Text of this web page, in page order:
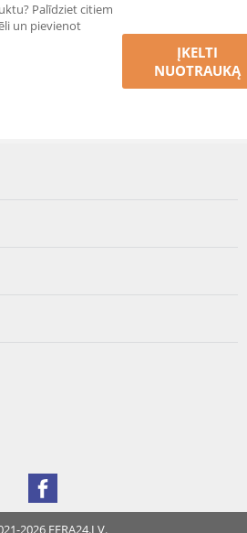
Palīdziet citiem
un pievienot
ĮKELTI
NUOTRAUKĄ
2026 FERA24.LV.